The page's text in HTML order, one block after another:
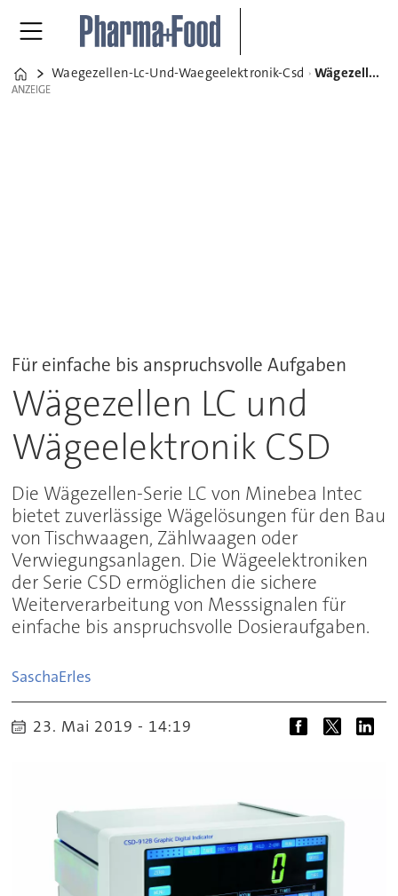
Home
Waegezellen-Lc-Und-Waegeelektronik-Csd Wägezellen LC und Wägeelektronik CSD
ANZEIGE
ANZEIGE
Für einfache bis anspruchsvolle Aufgaben
Wägezellen LC und
Wägeelektronik CSD
Die Wägezellen-Serie LC von Minebea Intec
bietet zuverlässige Wägelösungen für den Bau
von Tischwaagen, Zählwaagen oder
Verwiegungsanlagen. Die Wägeelektroniken
der Serie CSD ermöglichen die sichere
Weiterverarbeitung von Messsignalen für
einfache bis anspruchsvolle Dosieraufgaben.
SaschaErles
23. Mai 2019 - 14:19